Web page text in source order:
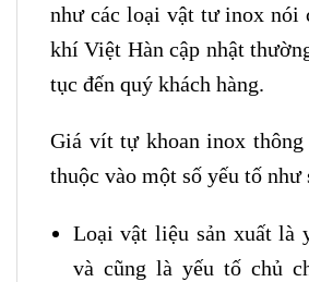
như các loại vật tư inox nói
khí Việt Hàn cập nhật
tục đến quý khách hàng.
Giá vít tự khoan inox thông
thuộc vào một số yếu tố như
Loại vật liệu sản xuất là
và cũng là yếu tố chủ